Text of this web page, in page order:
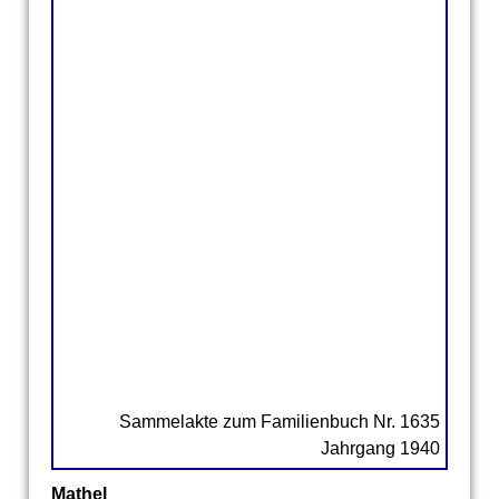
Sammelakte zum Familienbuch Nr. 1635
Jahrgang 1940
Mathel